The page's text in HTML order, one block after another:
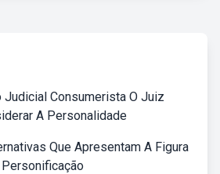
Judicial Consumerista O Juiz
A Personalidade
Que Apresentam A Figura